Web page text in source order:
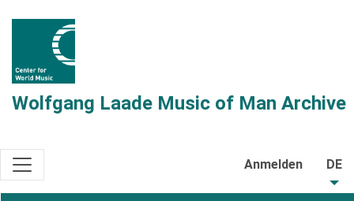
Wolfgang Laade Music of Man Archive
Anmelden DE